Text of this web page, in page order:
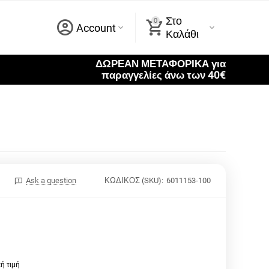
Account
0
Στο
Καλάθι
ΔΩΡΕΑΝ ΜΕΤΑΦΟΡΙΚΑ για
παραγγελίες άνω των 40€
Ask a question ΚΩΔΙΚΟΣ (SKU): 6011153-100